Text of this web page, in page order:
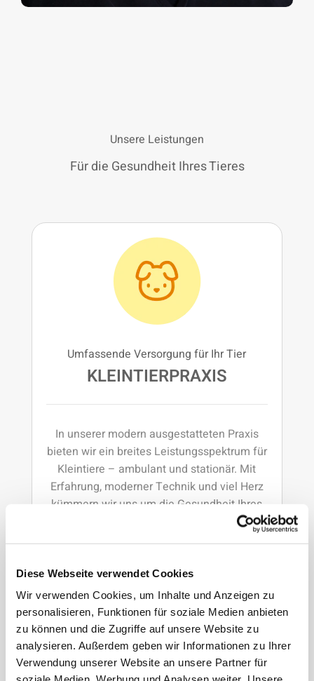
Diese Webseite verwendet Cookies
Wir verwenden Cookies, um Inhalte und Anzeigen zu
personalisieren, Funktionen für soziale Medien anbieten
zu können und die Zugriffe auf unsere Website zu
analysieren. Außerdem geben wir Informationen zu Ihrer
Verwendung unserer Website an unsere Partner für
Unsere Leistungen
Für die Gesundheit Ihres Tieres
Umfassende Versorgung für Ihr Tier
KLEINTIERPRAXIS
In unserer modern ausgestatteten Praxis
bieten wir ein breites Leistungsspektrum für
Kleintiere – ambulant und stationär. Mit
Erfahrung, moderner Technik und viel Herz
kümmern wir uns um die Gesundheit Ihres
Erfahren Sie mehr